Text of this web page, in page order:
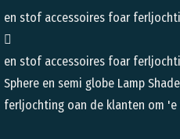
en stof accessoires foar

en stof accessoires foar
Sphere en semi globe Lamp
ferljochting oan de klanten om 'e